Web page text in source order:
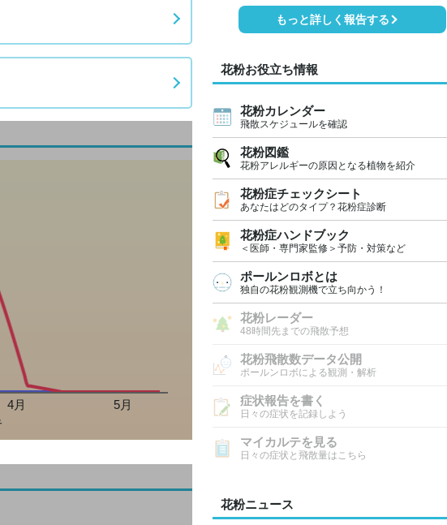
4月
5月
もっと詳しく報告する
花粉お役立ち情報
花粉カレンダー
飛散スケジュールを確認
花粉図鑑
花粉アレルギーの原因となる植物を紹介
花粉症チェックシート
あなたはどのタイプ？花粉症診断
花粉症ハンドブック
＜医師・専門家監修＞予防・対策など
ポールンロボとは
独自の花粉観測機で立ち向かう！
花粉レーダー
48時間先までの飛散予想
花粉飛散数データ公開
ポールンロボによる観測・解析
症状報告を書く
日々の症状を記録しよう
マイカルテを見る
日々の症状と飛散量はこちら
花粉ニュース